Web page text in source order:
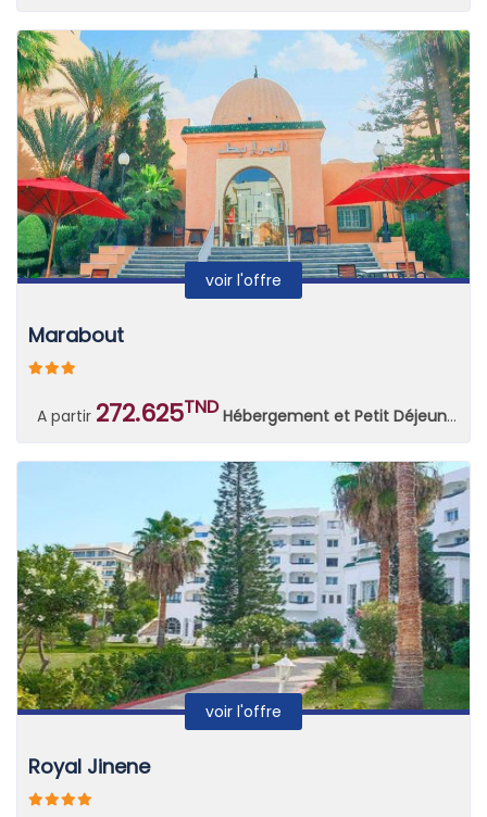
voir l'offre
Marabout
A partir 272.625TND Hébergement et Petit Déjeuner Continental
voir l'offre
Royal Jinene